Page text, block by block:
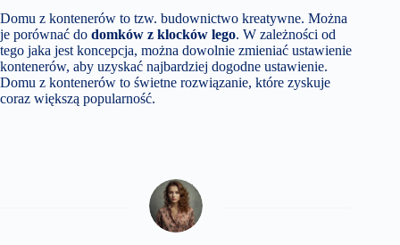
Domu z kontenerów to tzw. budownictwo kreatywne. Można
je porównać do domków z klocków lego. W zależności od
tego jaka jest koncepcja, można dowolnie zmieniać ustawienie
kontenerów, aby uzyskać najbardziej dogodne ustawienie.
Domu z kontenerów to świetne rozwiązanie, które zyskuje
coraz większą popularność.